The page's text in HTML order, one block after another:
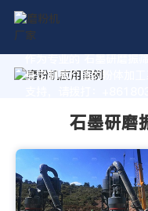
作为专业的 石墨研磨振
身定制高价值的粉体加工
石墨研磨